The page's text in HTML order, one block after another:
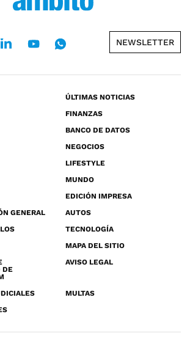
NEWSLETTER
ÚLTIMAS NOTICIAS
FINANZAS
BANCO DE DATOS
NEGOCIOS
LIFESTYLE
MUNDO
EDICIÓN IMPRESA
GENERAL
AUTOS
TECNOLOGÍA
MAPA DEL SITIO
DE
AVISO LEGAL
MULTAS